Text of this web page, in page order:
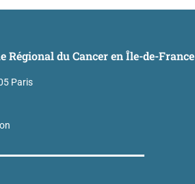
Régional du Cancer en Île-de-France
Paris